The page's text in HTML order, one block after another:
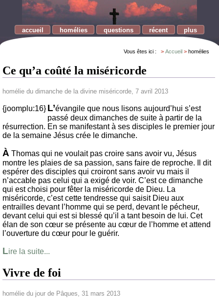
accueil homélies questions récent plus
Vous êtes ici : Accueil homélies
Ce qu’a coûté la miséricorde
homélie du dimanche de la divine miséricorde, 7 avril 2013
{joomplu:16} L’évangile que nous lisons aujourd’hui s’est
passé deux dimanches de suite à partir de la
résurrection. En se manifestant à ses disciples le premier jour
de la semaine Jésus crée le dimanche.
À Thomas qui ne voulait pas croire sans avoir vu, Jésus
montre les plaies de sa passion, sans faire de reproche. Il dit
espérer des disciples qui croiront sans avoir vu mais il
n’accable pas celui qui a exigé de voir. C’est ce dimanche
qui est choisi pour fêter la miséricorde de Dieu. La
miséricorde, c’est cette tendresse qui saisit Dieu aux
entrailles devant l’homme qui se perd, devant le pécheur,
devant celui qui est si blessé qu’il a tant besoin de lui. Cet
élan de son cœur se présente au cœur de l’homme et attend
l’ouverture du cœur pour le guérir.
Lire la suite...
Vivre de foi
homélie du jour de Pâques, 31 mars 2013